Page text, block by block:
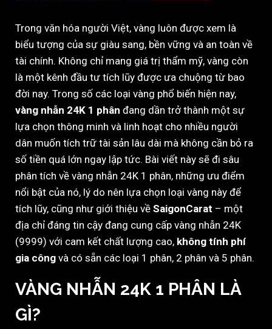
Trong văn hóa người Việt, vàng luôn được xem là
biểu tượng của sự giàu sang, bền vững và an toàn về
tài chính. Không chỉ mang giá trị thẩm mỹ, vàng còn
là một kênh đầu tư tích lũy được ưa chuộng từ bao
đời nay. Trong số các loại vàng phổ biến hiện nay,
vàng nhẫn 24K 1 phân đang dần trở thành một sự
lựa chọn thông minh và linh hoạt cho nhiều người
dân muốn tích trữ tài sản lâu dài mà không cần bỏ ra
số tiền quá lớn ngay lập tức. Bài viết này sẽ đi sâu
phân tích về vàng nhẫn 24K 1 phân, những ưu điểm
nổi bật của nó, lý do nên lựa chọn loại vàng này để
tích lũy, cũng như giới thiệu về SaigonCarat – một
địa chỉ đáng tin cậy đang cung cấp vàng nhẫn 24K
(9999) với cam kết chất lượng cao, không tính phí
gia công và có sẵn các loại 1 phân, 2 phân và 5 phân.
VÀNG NHẪN 24K 1 PHÂN LÀ
GÌ?